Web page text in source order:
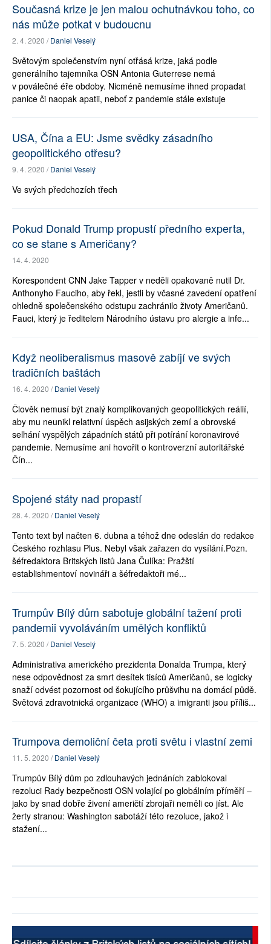
Současná krize je jen malou ochutnávkou toho, co
nás může potkat v budoucnu
2. 4. 2020 /Daniel Veselý
Světovým společenstvím nyní otřásá krize, jaká podle
generálního tajemníka OSN Antonia Guterrese nemá
v poválečné éře obdoby. Nicméně nemusíme ihned propadat
panice či naopak apatii, neboť z pandemie stále existuje
USA, Čína a EU: Jsme svědky zásadního
geopolitického otřesu?
9. 4. 2020 /Daniel Veselý
Ve svých předchozích třech
Pokud Donald Trump propustí předního experta,
co se stane s Američany?
14. 4. 2020
Korespondent CNN Jake Tapper v neděli opakovaně nutil Dr.
Anthonyho Fauciho, aby řekl, jestli by včasné zavedení opatření
ohledně společenského odstupu zachránilo životy Američanů.
Fauci, který je ředitelem Národního ústavu pro alergie a infe...
Když neoliberalismus masově zabíjí ve svých
tradičních baštách
16. 4. 2020 /Daniel Veselý
Člověk nemusí být znalý komplikovaných geopolitických reálií,
aby mu neunikl relativní úspěch asijských zemí a obrovské
selhání vyspělých západních států při potírání koronavirové
pandemie. Nemusíme ani hovořit o kontroverzní autoritářské
Čín...
Spojené státy nad propastí
28. 4. 2020 /Daniel Veselý
Tento text byl načten 6. dubna a téhož dne odeslán do redakce
Českého rozhlasu Plus. Nebyl však zařazen do vysílání.Pozn.
šéfredaktora Britských listů Jana Čulíka: Pražští
establishmentoví novináři a šéfredaktoři mé...
Trumpův Bílý dům sabotuje globální tažení proti
pandemii vyvoláváním umělých konfliktů
7. 5. 2020 /Daniel Veselý
Administrativa amerického prezidenta Donalda Trumpa, který
nese odpovědnost za smrt desítek tisíců Američanů, se logicky
snaží odvést pozornost od šokujícího průšvihu na domácí půdě.
Světová zdravotnická organizace (WHO) a imigranti jsou příliš...
Trumpova demoliční četa proti světu i vlastní zemi
11. 5. 2020 /Daniel Veselý
Trumpův Bílý dům po zdlouhavých jednáních zablokoval
rezoluci Rady bezpečnosti OSN volající po globálním příměří –
jako by snad dobře živení američtí zbrojaři neměli co jíst. Ale
žerty stranou: Washington sabotáží této rezoluce, jakož i
stažení...